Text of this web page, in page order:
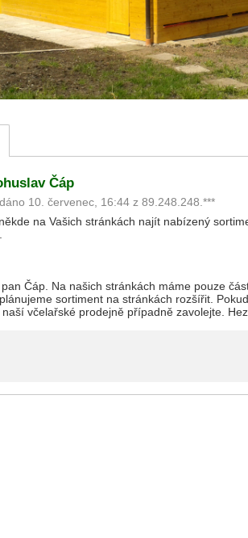
Čáp
10. červenec, 16:44 z 89.248.248.***
Čáp. Na našich stránkách máme pouze
sortiment na stránkách rozšířit.
včelařské prodejně případně zavolejte.